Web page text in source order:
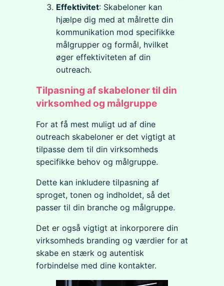
Effektivitet: Skabeloner kan
hjælpe dig med at målrette din
kommunikation mod specifikke
målgrupper og formål, hvilket
øger effektiviteten af din
outreach.
Tilpasning af skabeloner til din
virksomhed og målgruppe
For at få mest muligt ud af dine
outreach skabeloner er det vigtigt at
tilpasse dem til din virksomheds
specifikke behov og målgruppe.
Dette kan inkludere tilpasning af
sproget, tonen og indholdet, så det
passer til din branche og målgruppe.
Det er også vigtigt at inkorporere din
virksomheds branding og værdier for at
skabe en stærk og autentisk
forbindelse med dine kontakter.